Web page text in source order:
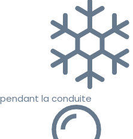
pendant la conduite